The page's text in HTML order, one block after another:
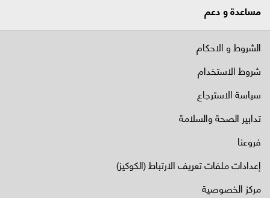
مساعدة و دعم
الشروط و الاحكام
شروط الاستخدام
سياسة الاسترجاع
تدابير الصحة والسلامة
فروعنا
إعدادات ملفات تعريف الارتباط (الكوكيز)
مركز الخصوصية